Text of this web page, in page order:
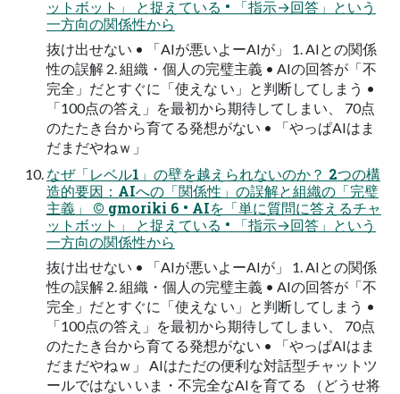
ットボット」 と捉えている • 「指示→回答」という
一方向の関係性から
抜け出せない • 「AIが悪いよーAIが」 1. AIとの関係
性の誤解 2. 組織・個人の完璧主義 • AIの回答が「不
完全」だとすぐに「使えな い」と判断してしまう •
「100点の答え」を最初から期待してしまい、 70点
のたたき台から育てる発想がない • 「やっぱAIはま
だまだやねｗ」
なぜ「レベル1」の壁を越えられないのか？ 2つの構
造的要因：AIへの「関係性」の誤解と組織の「完璧
主義」 © gmoriki 6 • AIを「単に質問に答えるチャ
ットボット」 と捉えている • 「指示→回答」という
一方向の関係性から
抜け出せない • 「AIが悪いよーAIが」 1. AIとの関係
性の誤解 2. 組織・個人の完璧主義 • AIの回答が「不
完全」だとすぐに「使えな い」と判断してしまう •
「100点の答え」を最初から期待してしまい、 70点
のたたき台から育てる発想がない • 「やっぱAIはま
だまだやねｗ」 AIはただの便利な対話型チャットツ
ールではない いま・不完全なAIを育てる （どうせ将